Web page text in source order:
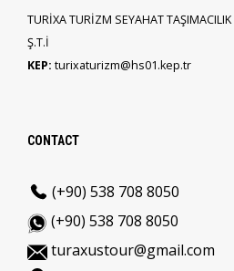
TURİXA TURİZM SEYAHAT
Ş.T.İ
KEP: turixaturizm@hs01.kep.tr
CONTACT
(+90) 538 708 8050
(+90) 538 708 8050
turaxustour@gmail.com